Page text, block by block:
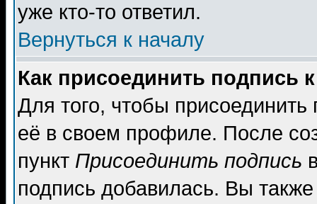
уже кто-то ответил.
Вернуться к началу
Как присоединить подпись
Для того, чтобы
её в своем профиле. После
пункт Присоединить подпись
подпись добавилась. Вы